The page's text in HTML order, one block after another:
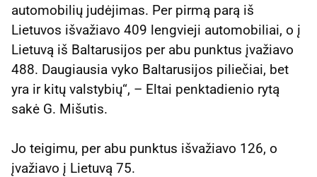
automobilių judėjimas. Per pirmą parą iš
Lietuvos išvažiavo 409 lengvieji automobiliai, o į
Lietuvą iš Baltarusijos per abu punktus įvažiavo
488. Daugiausia vyko Baltarusijos piliečiai, bet
yra ir kitų valstybių“, – Eltai penktadienio rytą
sakė G. Mišutis.
Jo teigimu, per abu punktus išvažiavo 126, o
įvažiavo į Lietuvą 75.